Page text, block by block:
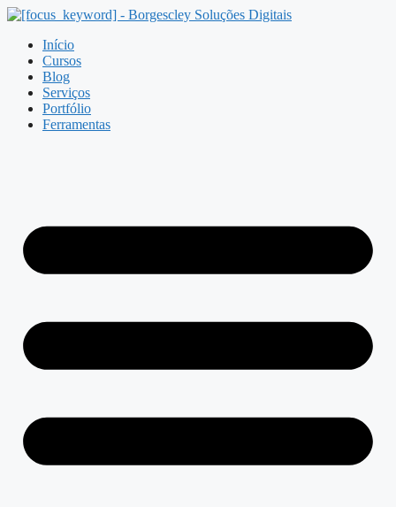
Pular
conteúdo
Início
Cursos
Blog
Serviços
Portfólio
Ferramentas